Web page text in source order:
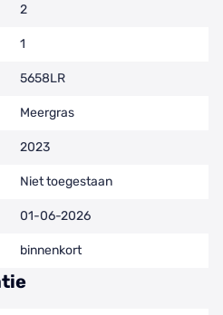
2
1
5658LR
Meergras
2023
Niet toegestaan
01-06-2026
binnenkort